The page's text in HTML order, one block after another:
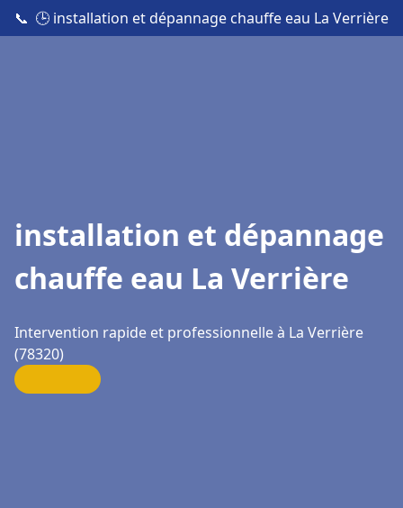
📞 🕒 installation et dépannage chauffe eau La Verrière
installation et dépannage
chauffe eau La Verrière
Intervention rapide et professionnelle à La Verrière
(78320)